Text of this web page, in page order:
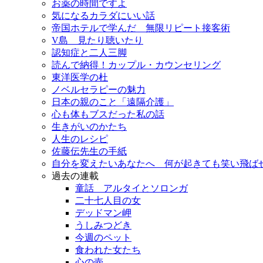
お薬の時間ですよ
気になるカラダにいい話
帝国ホテルで学んだ 無限リピート接客術
V島 見たり聴いたり
認知症と二人三脚
読んで納得！カップル・カウンセリング
東洋医学の杜
ノベルセラピーの魅力
日本の親のこと「遠隔介護」
心も体もブスだった私の話
生きがいのかたち
人生のレシピ
佐藤伝先生の手紙
自分を変えたいあなたへ 何が起きても笑い飛ば
過去の連載
童話 アルタイとソロンガ
二十七人目の女
デッドマン岬
うしみつどき
今週のペット
食われた女たち